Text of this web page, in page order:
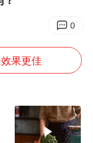
赛宋蓬逝世
袭击贯穿浙江
过夜被收150元
0
果更佳